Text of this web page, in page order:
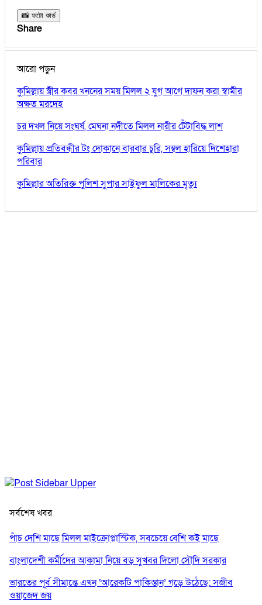
📸 ফটো কার্ড
Share
আরো পড়ুন
কুমিল্লায় স্ত্রীর কবর খননের সময় মিলল ২ যুগ আগে দাফন করা স্বামীর
অক্ষত মরদেহ
চর দখল নিয়ে সংঘর্ষ, মেঘনা নদীতে মিলল নারীর টেঁটাবিদ্ধ লাশ
কুমিল্লায় প্রতিবন্ধীর টং দোকানে বারবার চুরি, সম্বল হারিয়ে দিশেহারা
পরিবার
কুমিল্লার অতিরিক্ত পুলিশ সুপার সাইফুল মালিকের মৃত্যু
সর্বশেষ খবর
পাঁচ দেশি মাছে মিলল মাইক্রোপ্লাস্টিক, সবচেয়ে বেশি কই মাছে
বাংলাদেশী কর্মীদের আকামা নিয়ে বড় সুখবর দিলো সৌদি সরকার
ভারতের পূর্ব সীমান্তে এখন ‘আরেকটি পাকিস্তান’ গড়ে উঠেছে: সজীব
ওয়াজেদ জয়